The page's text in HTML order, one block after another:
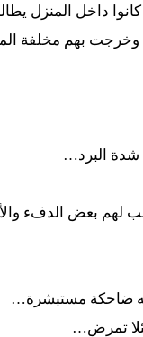
المنزل يطالبون
المعيل
البرد…
لهم بعض الدفء
مستبشرة…
تمرض…